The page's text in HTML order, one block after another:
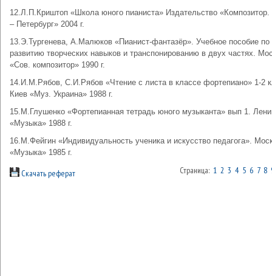
12.Л.П.Криштоп «Школа юного пианиста» Издательство «Композитор.
– Петербург» 2004 г.
13.Э.Тургенева, А.Малюков «Пианист-фантазёр». Учебное пособие по
развитию творческих навыков и транспонированию в двух частях.
«Сов. композитор» 1990 г.
14.И.М.Рябов, С.И.Рябов «Чтение с листа в классе фортепиано» 1-2
Киев «Муз. Украина» 1988 г.
15.М.Глушенко «Фортепианная тетрадь юного музыканта» вып 1.
«Музыка» 1988 г.
16.М.Фейгин «Индивидуальность ученика и искусство педагога».
«Музыка» 1985 г.
Скачать реферат Страница: 1 2 3 4 5 6 7 8